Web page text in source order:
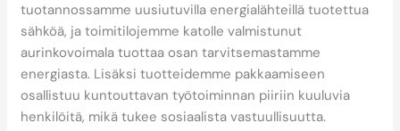
tuotannossamme uusiutuvilla energialähteillä tuotettua
sähköä, ja toimitilojemme katolle valmistunut
aurinkovoimala tuottaa osan tarvitsemastamme
energiasta. Lisäksi tuotteidemme pakkaamiseen
osallistuu kuntouttavan työtoiminnan piiriin kuuluvia
henkilöitä, mikä tukee sosiaalista vastuullisuutta.